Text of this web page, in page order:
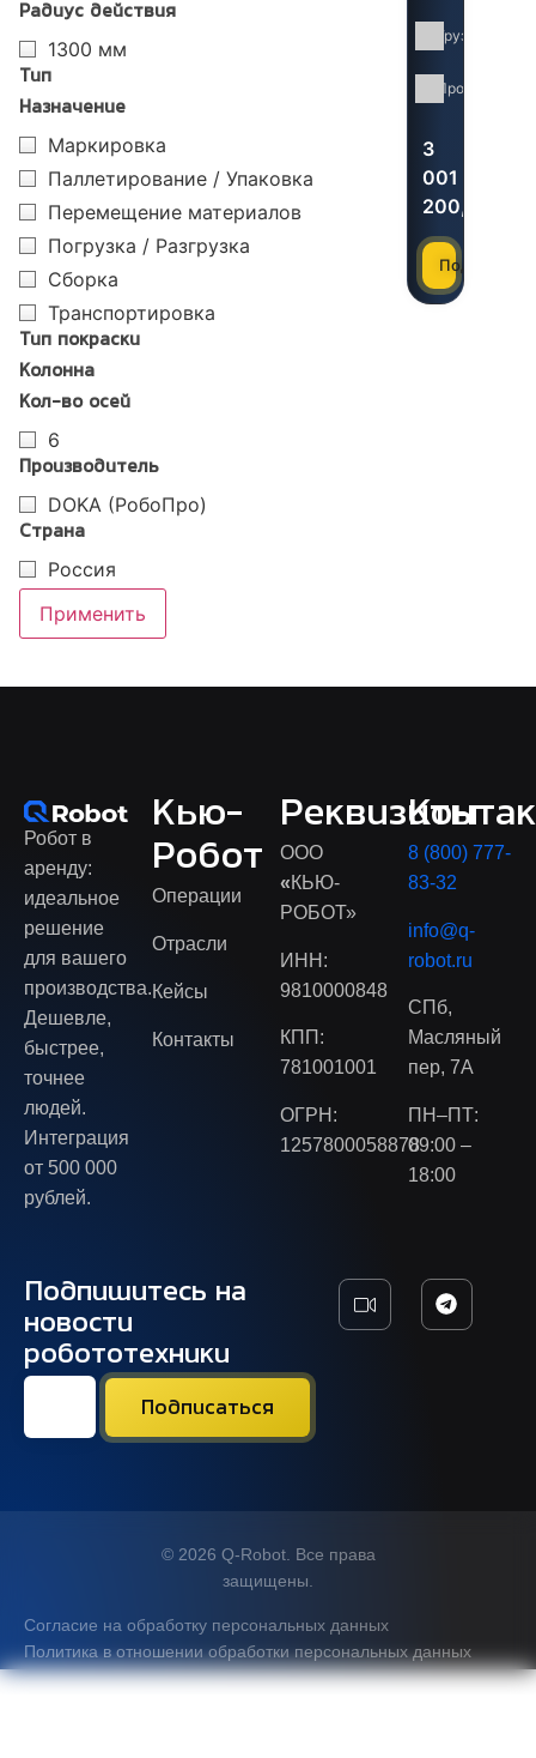
Радиус действия
1300 мм
Тип
Назначение
Маркировка
Паллетирование / Упаковка
Перемещение материалов
Погрузка / Разгрузка
Сборка
Транспортировка
Тип покраски
Колонна
Кол-во осей
6
Производитель
DOKA (РобоПро)
Страна
Россия
Применить
3
001
200,00
Подробнее
Робот в
аренду:
идеальное
решение
для вашего
производства.
Дешевле,
быстрее,
точнее
людей.
Интеграция
от 500 000
рублей.
Кью-
Робот
Операции
Отрасли
Кейсы
Контакты
Реквизиты
ООО
«КЬЮ-
РОБОТ»
ИНН:
9810000848
КПП:
781001001
ОГРН:
1257800058878
8 (800) 777-
83-32
info@q-
robot.ru
СПб,
Масляный
пер, 7А
ПН–ПТ:
09:00 –
18:00
Подпишитесь на
новости
робототехники
© 2026 Q-Robot. Все права
защищены.
Согласие на обработку персональных данных
Политика в отношении обработки персональных данных